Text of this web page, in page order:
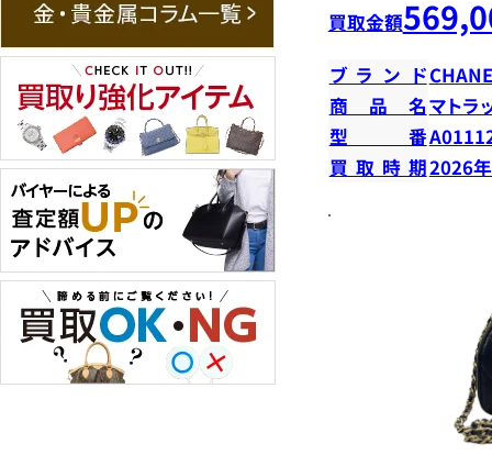
買取金額
ブランド
商品名マトラ
型番
買取時期2026